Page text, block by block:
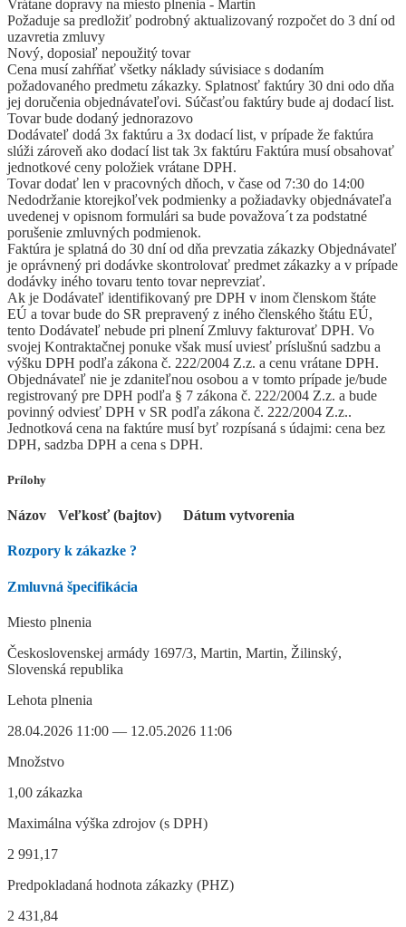
Vrátane dopravy na miesto plnenia - Martin
Požaduje sa predložiť podrobný aktualizovaný rozpočet do 3 dní od
uzavretia zmluvy
Nový, doposiaľ nepoužitý tovar
Cena musí zahŕňať všetky náklady súvisiace s dodaním
požadovaného predmetu zákazky. Splatnosť faktúry 30 dni odo dňa
jej doručenia objednávateľovi. Súčasťou faktúry bude aj dodací list.
Tovar bude dodaný jednorazovo
Dodávateľ dodá 3x faktúru a 3x dodací list, v prípade že faktúra
slúži zároveň ako dodací list tak 3x faktúru Faktúra musí obsahovať
jednotkové ceny položiek vrátane DPH.
Tovar dodať len v pracovných dňoch, v čase od 7:30 do 14:00
Nedodržanie ktorejkoľvek podmienky a požiadavky objednávateľa
uvedenej v opisnom formulári sa bude považova´t za podstatné
porušenie zmluvných podmienok.
Faktúra je splatná do 30 dní od dňa prevzatia zákazky Objednávateľ
je oprávnený pri dodávke skontrolovať predmet zákazky a v prípade
dodávky iného tovaru tento tovar neprevziať.
Ak je Dodávateľ identifikovaný pre DPH v inom členskom štáte
EÚ a tovar bude do SR prepravený z iného členského štátu EÚ,
tento Dodávateľ nebude pri plnení Zmluvy fakturovať DPH. Vo
svojej Kontraktačnej ponuke však musí uviesť príslušnú sadzbu a
výšku DPH podľa zákona č. 222/2004 Z.z. a cenu vrátane DPH.
Objednávateľ nie je zdaniteľnou osobou a v tomto prípade je/bude
registrovaný pre DPH podľa § 7 zákona č. 222/2004 Z.z. a bude
povinný odviesť DPH v SR podľa zákona č. 222/2004 Z.z..
Jednotková cena na faktúre musí byť rozpísaná s údajmi: cena bez
DPH, sadzba DPH a cena s DPH.
Prílohy
Názov Veľkosť (bajtov) Dátum vytvorenia
Rozpory k zákazke ?
Zmluvná špecifikácia
Miesto plnenia
Československej armády 1697/3, Martin, Martin, Žilinský,
Slovenská republika
Lehota plnenia
28.04.2026 11:00 — 12.05.2026 11:06
Množstvo
1,00 zákazka
Maximálna výška zdrojov (s DPH)
2 991,17
Predpokladaná hodnota zákazky (PHZ)
2 431,84